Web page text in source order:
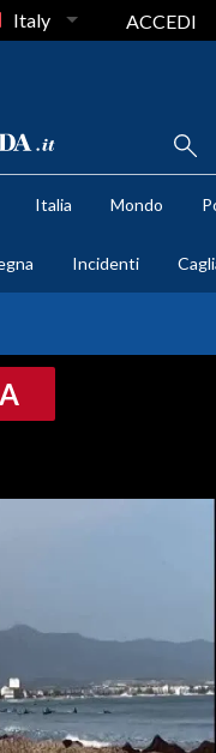
Italy ACCEDI
Italia Mondo
Incidenti